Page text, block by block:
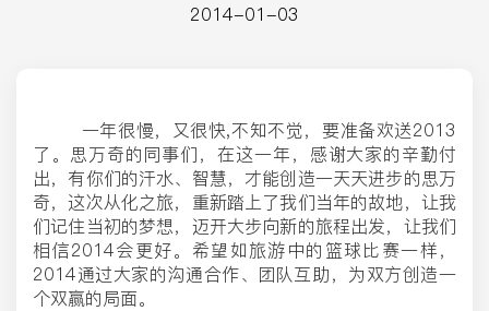
品牌
联系我们
2014-01-03
一年很慢，又很快,不知不觉，要准备欢送2013
了。思万奇的同事们，在这一年，感谢大家的辛勤付
出，有你们的汗水、智慧，才能创造一天天进步的思万
奇，这次从化之旅，重新踏上了我们当年的故地，让我
们记住当初的梦想，迈开大步向新的旅程出发，让我们
相信2014会更好。希望如旅游中的篮球比赛一样，
2014通过大家的沟通合作、团队互助，为双方创造一
个双赢的局面。